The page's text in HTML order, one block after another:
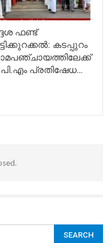
ഫണ്ട്
കടപ്പുറം
പ്രതിഷേധ…